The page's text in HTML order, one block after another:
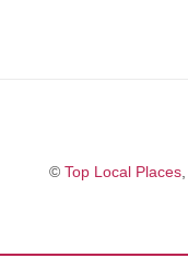
© Top Local Places